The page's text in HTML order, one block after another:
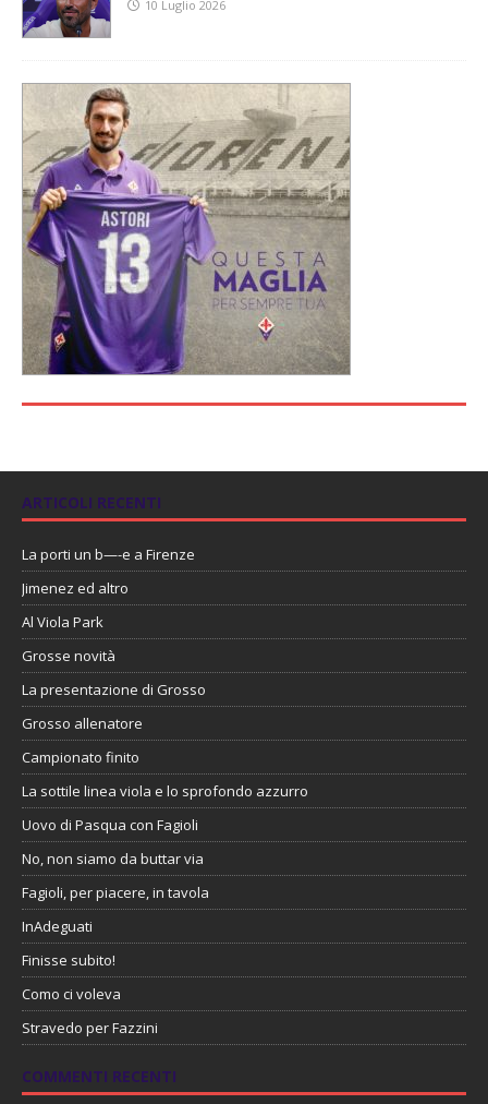
10 Luglio 2026
ARTICOLI RECENTI
La porti un b—-e a Firenze
Jimenez ed altro
Al Viola Park
Grosse novità
La presentazione di Grosso
Grosso allenatore
Campionato finito
La sottile linea viola e lo sprofondo azzurro
Uovo di Pasqua con Fagioli
No, non siamo da buttar via
Fagioli, per piacere, in tavola
InAdeguati
Finisse subito!
Como ci voleva
Stravedo per Fazzini
COMMENTI RECENTI